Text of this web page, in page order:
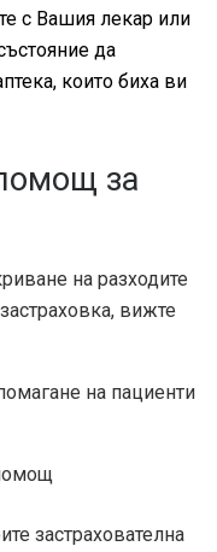
с Вашия лекар или
да
които биха ви
за
на разходите
вижте
на пациенти
застрахователна